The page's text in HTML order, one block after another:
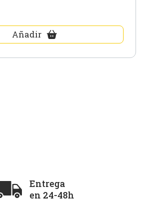
Añadir
Entrega
en 24-48h